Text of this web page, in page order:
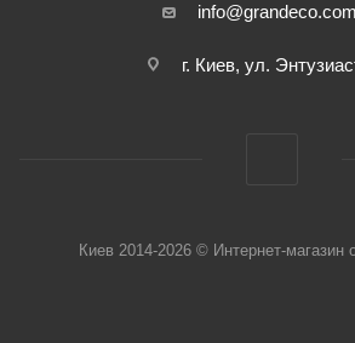
г. Киев, ул.
Киев 2014-2026 © Интернет-магазин